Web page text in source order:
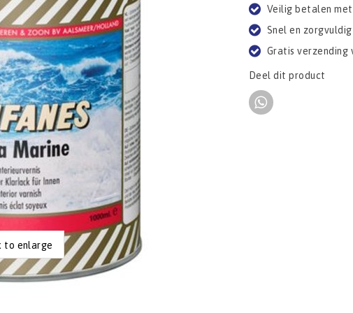
to enlarge
Veilig betalen
Snel en
Gratis verzending
Deel dit product